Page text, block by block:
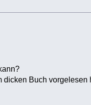
dicken Buch vorgelesen